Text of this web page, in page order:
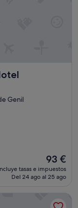
Genil
El
precio
actual
de
93 €
93 €
tasas e impuestos
Del 24 ago al 25 ago